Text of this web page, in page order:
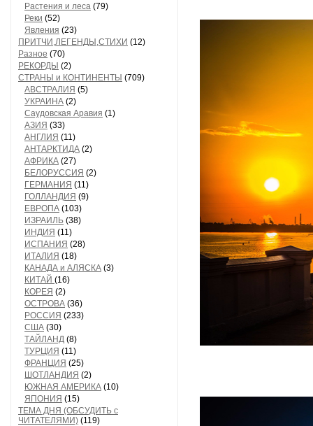
Растения и леса (79)
Реки (52)
Явления (23)
ПРИТЧИ,ЛЕГЕНДЫ,СТИХИ (12)
Разное (70)
РЕКОРДЫ (2)
СТРАНЫ и КОНТИНЕНТЫ (709)
АВСТРАЛИЯ (5)
УКРАИНА (2)
Саудовская Аравия (1)
АЗИЯ (33)
АНГЛИЯ (11)
АНТАРКТИДА (2)
АФРИКА (27)
БЕЛОРУССИЯ (2)
ГЕРМАНИЯ (11)
ГОЛЛАНДИЯ (9)
ЕВРОПА (103)
ИЗРАИЛЬ (38)
ИНДИЯ (11)
ИСПАНИЯ (28)
ИТАЛИЯ (18)
КАНАДА и АЛЯСКА (3)
КИТАЙ (16)
КОРЕЯ (2)
ОСТРОВА (36)
РОССИЯ (233)
США (30)
ТАЙЛАНД (8)
ТУРЦИЯ (11)
ФРАНЦИЯ (25)
ШОТЛАНДИЯ (2)
ЮЖНАЯ АМЕРИКА (10)
ЯПОНИЯ (15)
ТЕМА ДНЯ (ОБСУДИТЬ с
ЧИТАТЕЛЯМИ) (119)